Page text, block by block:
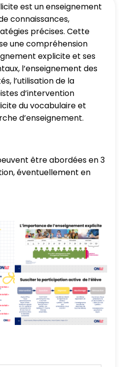
est un enseignement
connaissances,
précises. Cette
une compréhension
explicite et ses
l’enseignement des
l’utilisation de la
d’intervention
du vocabulaire et
d’enseignement.
être abordées en 3
éventuellement en